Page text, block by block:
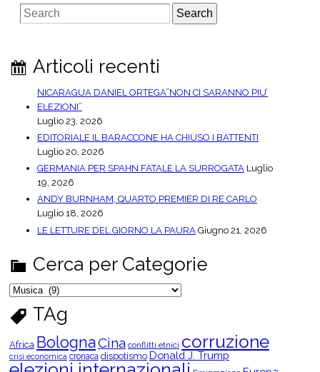
S
e
c
Articoli recenti
NICARAGUA DANIEL ORTEGA”NON CI SARANNO PIU’
ELEZIONI”
Luglio 23, 2026
EDITORIALE IL BARACCONE HA CHIUSO I BATTENTI
Luglio 20, 2026
GERMANIA PER SPAHN FATALE LA SURROGATA Luglio
19, 2026
ANDY BURNHAM, QUARTO PREMIER DI RE CARLO
Luglio 18, 2026
LE LETTURE DEL GIORNO LA PAURA Giugno 21, 2026
Cerca per Categorie
C
e
c
a
e
r
C
TAg
Africa BolognaCina conflitti etnici corruzione
crisi economica cronaca dispotismo Donald J. Trump